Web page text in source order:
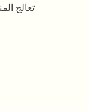
تعالج